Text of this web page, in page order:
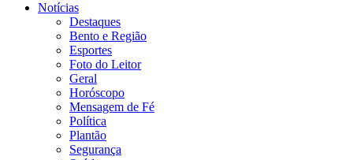
Notícias
Destaques
Bento e Região
Esportes
Foto do Leitor
Geral
Horóscopo
Mensagem de Fé
Política
Plantão
Segurança